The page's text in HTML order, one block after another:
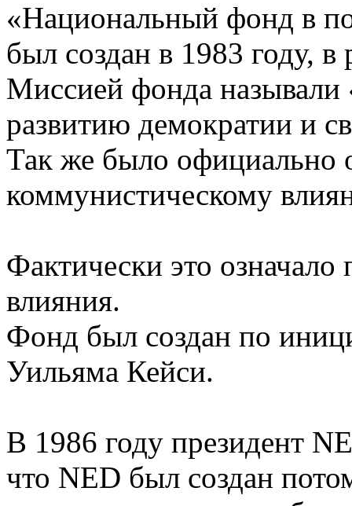
«Национальный фонд в
был создан в 1983 году, в
Миссией фонда называли
развитию демократии и
Так же было официально
коммунистическому
Фактически это
влияния.
Фонд был создан по
Уильяма Кейси.
В 1986 году президент
что NED был создан